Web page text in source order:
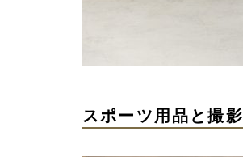
スポーツ用品と撮影